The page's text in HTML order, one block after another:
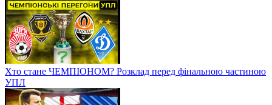
Хто стане ЧЕМПІОНОМ? Розклад перед фінальною частиною
УПЛ